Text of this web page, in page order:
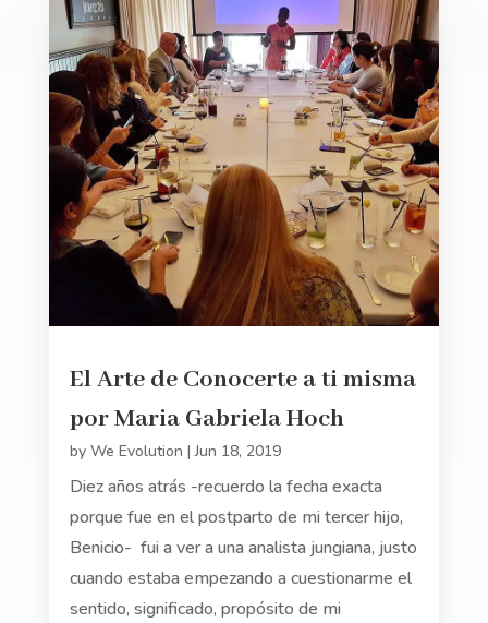
El Arte de Conocerte a ti misma
por Maria Gabriela Hoch
by We Evolution |Jun 18, 2019
Diez años atrás -recuerdo la fecha exacta
porque fue en el postparto de mi tercer hijo,
Benicio- fui a ver a una analista jungiana, justo
cuando estaba empezando a cuestionarme el
sentido, significado, propósito de mi